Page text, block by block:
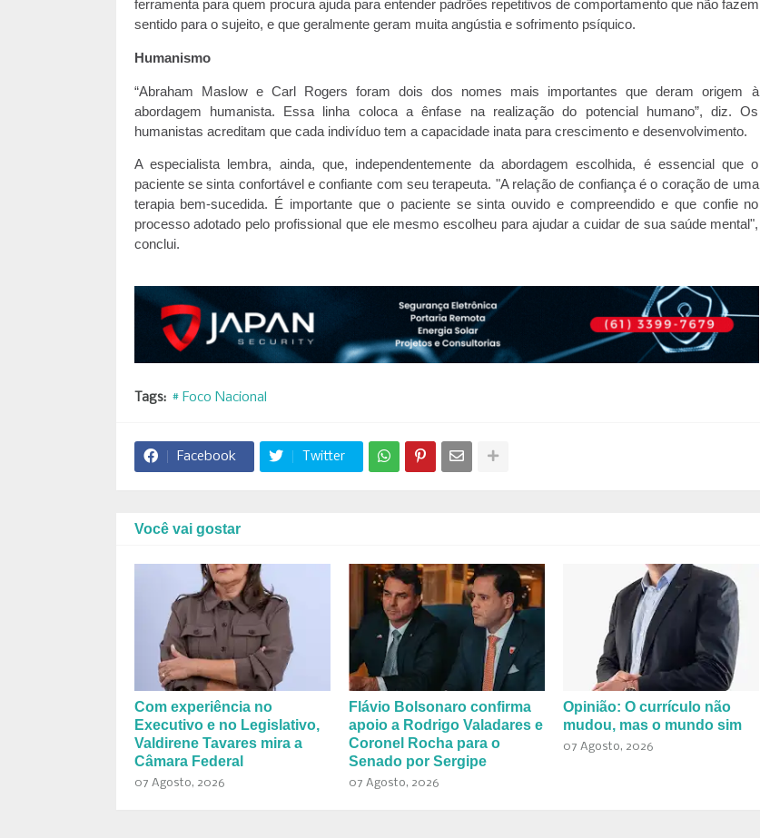
ferramenta para quem procura ajuda para entender padrões repetitivos de comportamento que não fazem
sentido para o sujeito, e que geralmente geram muita angústia e sofrimento psíquico.
Humanismo
“Abraham Maslow e Carl Rogers foram dois dos nomes mais importantes que deram origem à
abordagem humanista. Essa linha coloca a ênfase na realização do potencial humano”, diz. Os
humanistas acreditam que cada indivíduo tem a capacidade inata para crescimento e desenvolvimento.
A especialista lembra, ainda, que, independentemente da abordagem escolhida, é essencial que o
paciente se sinta confortável e confiante com seu terapeuta. "A relação de confiança é o coração de uma
terapia bem-sucedida. É importante que o paciente se sinta ouvido e compreendido e que confie no
processo adotado pelo profissional que ele mesmo escolheu para ajudar a cuidar de sua saúde mental",
conclui.
Tags: # Foco Nacional
Facebook Twitter
Você vai gostar
Com experiência no
Executivo e no Legislativo,
Valdirene Tavares mira a
Câmara Federal
07 Agosto, 2026
Flávio Bolsonaro confirma
apoio a Rodrigo Valadares e
Coronel Rocha para o
Senado por Sergipe
07 Agosto, 2026
Opinião: O currículo não
mudou, mas o mundo sim
07 Agosto, 2026